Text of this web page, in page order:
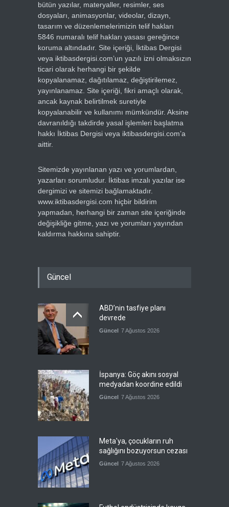
bütün yazılar, materyaller, resimler, ses
dosyaları, animasyonlar, videolar, dizayn,
tasarım ve düzenlemelerimizin telif hakları
5846 numaralı telif hakları yasası gereğince
koruma altındadır. Site içeriği, İktibas Dergisi
veya iktibasdergisi.com’un yazılı izni olmaksızın
ticari olarak herhangi bir şekilde
kopyalanamaz, dağıtılamaz, değiştirilemez,
yayınlanamaz. Site içeriği, fikri amaçlı olarak,
ancak kaynak belirtilmek suretiyle
kopyalanabilir ve kullanımı mümkündür. Aksine
davranıldığı takdirde yasal işlemleri başlatma
hakkı İktibas Dergisi veya iktibasdergisi.com’a
aittir.
Sitemizde yayınlanan yazı ve yorumlardan,
yazarları sorumludur. İktibas imzalı yazılar ise
dergimizi ve sitemizi bağlamaktadır.
www.iktibasdergisi.com hiçbir bildirim
yapmadan, herhangi bir zaman site içeriğinde
değişikliğe gitme, yazı ve yorumları yayından
kaldırma hakkına sahiptir.
Güncel
ABD’nin tasfiye planı
devrede
Güncel 7 Ağustos 2026
İspanya: Göç akını sosyal
medyadan koordine edildi
Güncel 7 Ağustos 2026
Meta'ya, çocukların ruh
sağlığını bozuyorsun cezası
Güncel 7 Ağustos 2026